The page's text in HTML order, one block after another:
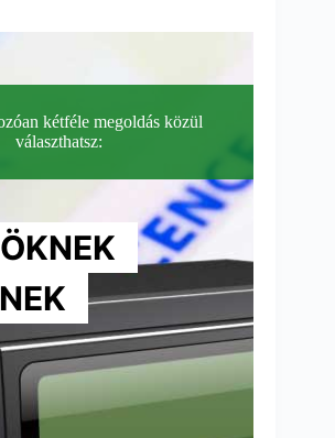
kétféle megoldás közül
választhatsz: